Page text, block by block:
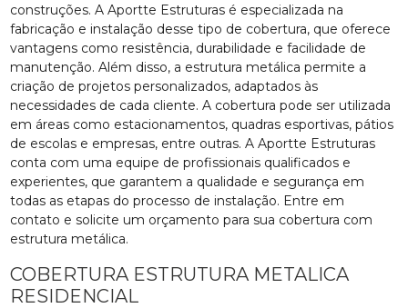
construções. A Aportte Estruturas é especializada na
fabricação e instalação desse tipo de cobertura, que oferece
vantagens como resistência, durabilidade e facilidade de
manutenção. Além disso, a estrutura metálica permite a
criação de projetos personalizados, adaptados às
necessidades de cada cliente. A cobertura pode ser utilizada
em áreas como estacionamentos, quadras esportivas, pátios
de escolas e empresas, entre outras. A Aportte Estruturas
conta com uma equipe de profissionais qualificados e
experientes, que garantem a qualidade e segurança em
todas as etapas do processo de instalação. Entre em
contato e solicite um orçamento para sua cobertura com
estrutura metálica.
COBERTURA ESTRUTURA METALICA
RESIDENCIAL